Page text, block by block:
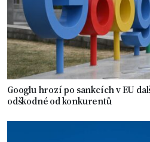
Googlu hrozí po sankcích v EU
odškodné od konkurentů